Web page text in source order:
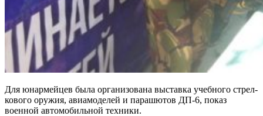
Для юнармейцев была органи­зована выставка учебного стрел­
кового оружия, авиамоделей и парашютов ДП-6, показ
военной автомобильной техники.